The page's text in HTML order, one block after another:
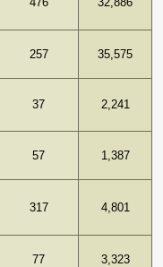
257 35,575
37 2,241
57 1,387
317 4,801
77 3,323